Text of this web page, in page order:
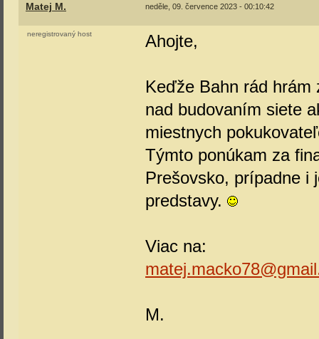
Matej M. neděle, 09. července 2023 - 00:10:42
neregistrovaný host Ahojte,
Keďže Bahn rád
nad budovaním siete
miestnych
Týmto ponúkam za
Prešovsko, prípadne i
predstavy.
Viac na:
M.